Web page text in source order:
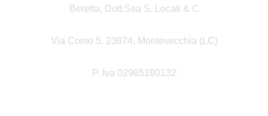
Beretta, Dott.ssa S. Locati & C
Via Como 5, 23874, Montevecchia (LC)
P. Iva 02965180132